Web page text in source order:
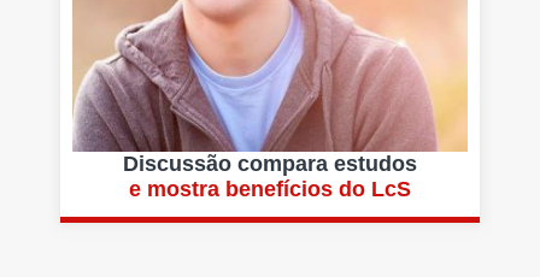
Discussão compara estudos
e mostra benefícios do LcS